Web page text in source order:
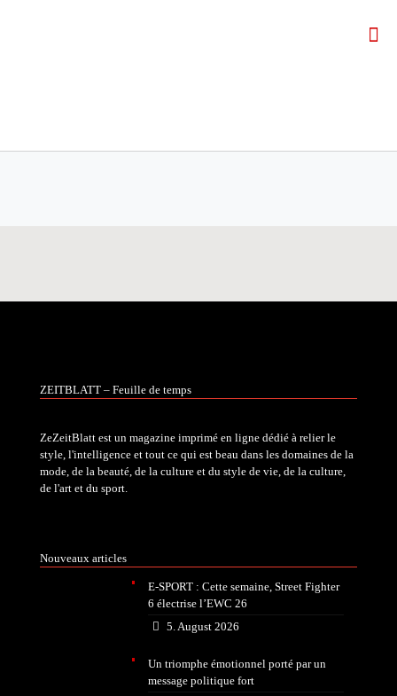
ZEITBLATT – Feuille de temps
ZeZeitBlatt est un magazine imprimé en ligne dédié à relier le
style, l'intelligence et tout ce qui est beau dans les domaines de la
mode, de la beauté, de la culture et du style de vie, de la culture,
de l'art et du sport.
Nouveaux articles
E-SPORT : Cette semaine, Street Fighter
6 électrise l’EWC 26
5. August 2026
Un triomphe émotionnel porté par un
message politique fort